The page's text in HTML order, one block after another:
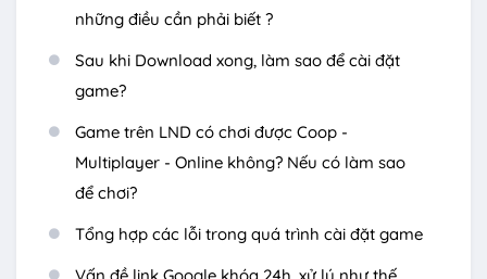
những điều cần phải biết ?
Sau khi Download xong, làm sao để cài đặt
game?
Game trên LND có chơi được Coop -
Multiplayer - Online không? Nếu có làm sao
để chơi?
Tổng hợp các lỗi trong quá trình cài đặt game